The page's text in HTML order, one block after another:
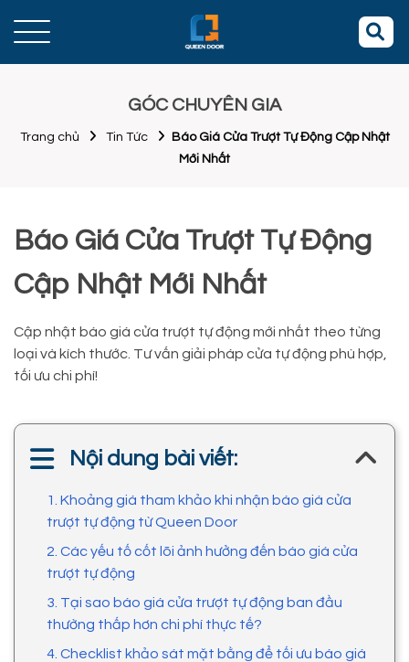
GÓC CHUYÊN GIA
Trang chủ Tin Tức
Báo Giá Cửa Trượt Tự Động Cập Nhật
Mới Nhất
Báo Giá Cửa Trượt Tự Động
Cập Nhật Mới Nhất
Cập nhật báo giá cửa trượt tự động mới nhất theo từng
loại và kích thước. Tư vấn giải pháp cửa tự động phù hợp,
tối ưu chi phí!
Nội dung bài viết:
1. Khoảng giá tham khảo khi nhận báo giá cửa
trượt tự động từ Queen Door
2. Các yếu tố cốt lõi ảnh hưởng đến báo giá cửa
trượt tự động
3. Tại sao báo giá cửa trượt tự động ban đầu
thường thấp hơn chi phí thực tế?
4. Checklist khảo sát mặt bằng để tối ưu báo giá